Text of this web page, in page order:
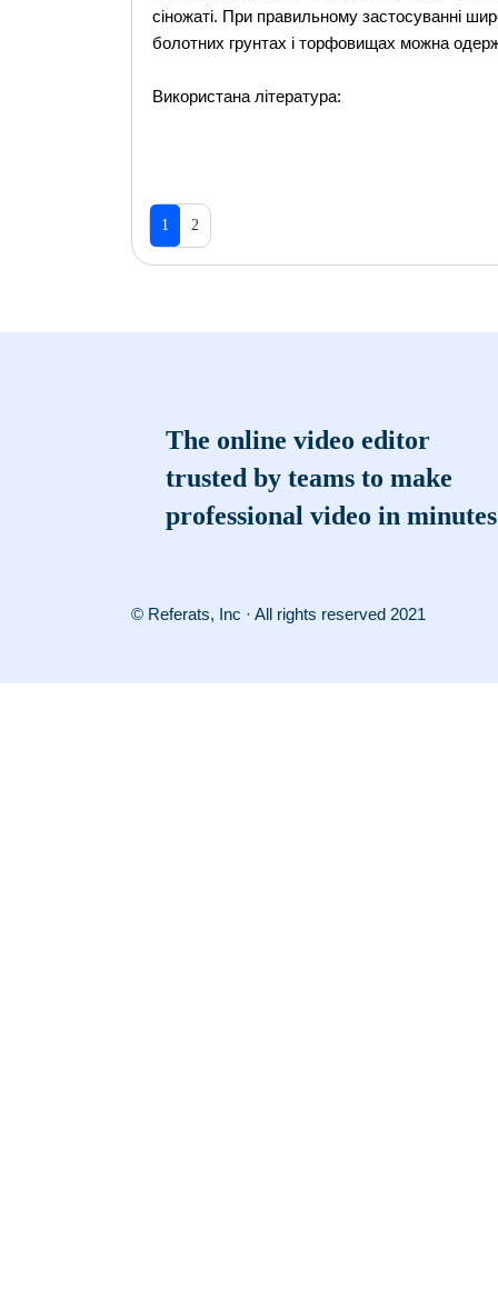
сіножаті. При правильному застосуванні
болотних грунтах і торфовищах можна
Використана література:
1 2
The online video editor
trusted by teams to make
professional video in minutes
© Referats, Inc · All rights reserved 2021